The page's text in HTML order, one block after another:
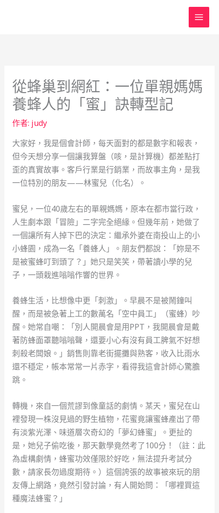
從蜂巢到網紅：一位單親媽媽
養蜂人的「蜜」訣轉型記
作者: judy
大家好，我是個會計師，每天面對的都是數字和報表，
但今天想分享一個讓我算盤（咳，是計算機）都差點打
歪的真實故事。客戶行業是行銷業，而故事主角，是我
一位特別的朋友——林蜜兒（化名）。
蜜兒，一位40歲左右的單親媽媽，原本在都市當行政，
人生劇本跟「冒險」二字完全絕緣。但幾年前，她做了
一個讓所有人掉下巴的決定：繼承外婆在南投山上的小
小蜂園，成為一名「養蜂人」。朋友們都說：「妳是不
是被蜜蜂叮到頭了？」她只是笑笑，帶著讀小學的兒
子，一頭栽進嗡嗡作響的世界。
養蜂生活，比想像中更「刺激」。早晨不是被鬧鐘叫
醒，而是被急著上工的數萬名「空中員工」（蜜蜂）吵
醒。她常自嘲：「別人開晨會是用PPT，我開晨會是戴
著防蜂面罩聽嗡嗡聲，還要小心有沒有員工脾氣不好想
刺殺老闆娘。」銷售則靠老街擺攤與熟客，收入比雨水
還不穩定，帳本常常一片赤字，看得我這會計師心驚膽
跳。
轉機，來自一個荒謬到像童話的劇情。某天，蜜兒在山
裡發現一株沒見過的野生植物，花蜜竟讓蜜蜂產出了帶
有淡紫光澤、味道層次奇幻的「夢幻蜂蜜」。更扯的
是，她兒子偷吃後，那天數學竟然考了100分！（註：此
為虛構劇情，蜂蜜功效僅限於好吃，無法提升考試分
數，請家長勿過度期待。）這個誇張的故事被來玩的朋
友傳上網路，竟然引發討論，有人開始問：「哪裡買這
種魔法蜂蜜？」